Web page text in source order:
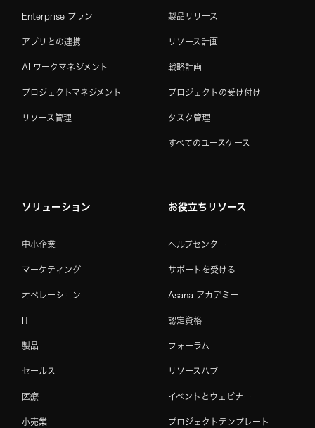
Enterprise プラン
アプリとの連携
AI ワークマネジメント
プロジェクトマネジメント
リソース管理
製品リリース
リソース計画
戦略計画
プロジェクトの受け付け
タスク管理
すべてのユースケース
ソリューション
中小企業
マーケティング
オペレーション
IT
製品
セールス
医療
小売業
お役立ちリソース
ヘルプセンター
サポートを受ける
Asana アカデミー
認定資格
フォーラム
リソースハブ
イベントとウェビナー
プロジェクトテンプレート